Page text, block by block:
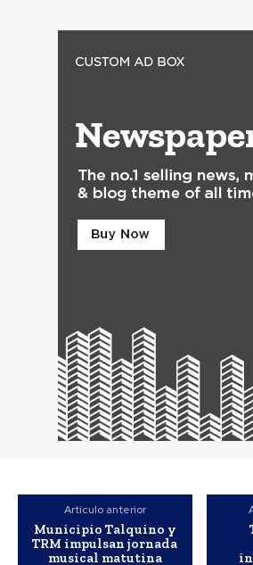
Artículo anterior
Municipio Talquino y
TRM impulsan jornada
musical matutina